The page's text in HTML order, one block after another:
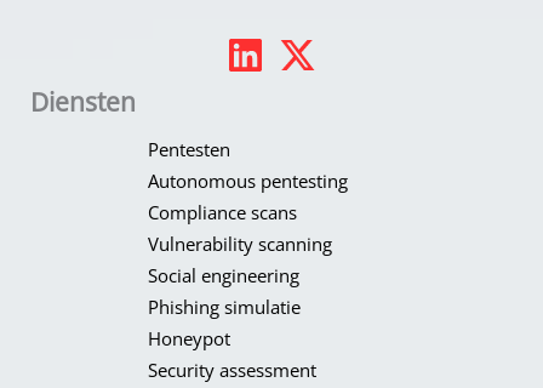
Diensten
Pentesten
Autonomous pentesting
Compliance scans
Vulnerability scanning
Social engineering
Phishing simulatie
Honeypot​
Security assessment